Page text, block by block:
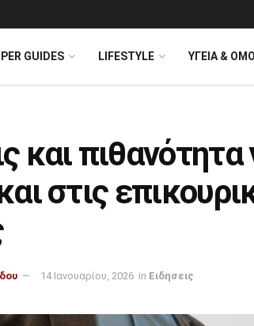
GUIDES LIFESTYLE ΥΓΕΙΑ &
και πιθανότητα
στις
14 Ιανουαρίου, 2026 in Ειδησεις